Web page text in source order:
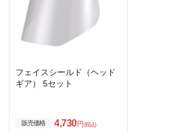
フェイスシールド（ヘッド
ギア） 5セット
販売価格 4,730円 (税込)